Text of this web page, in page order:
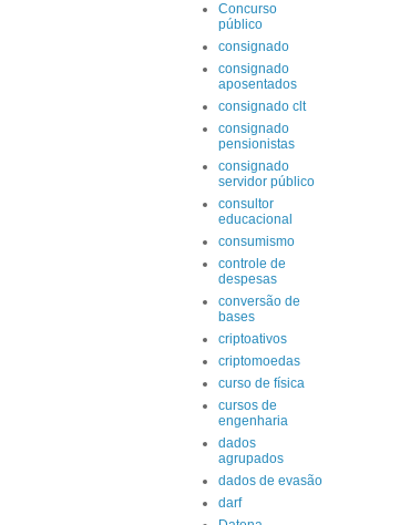
Concurso
público
consignado
consignado
aposentados
consignado clt
consignado
pensionistas
consignado
servidor público
consultor
educacional
consumismo
controle de
despesas
conversão de
bases
criptoativos
criptomoedas
curso de física
cursos de
engenharia
dados
agrupados
dados de evasão
darf